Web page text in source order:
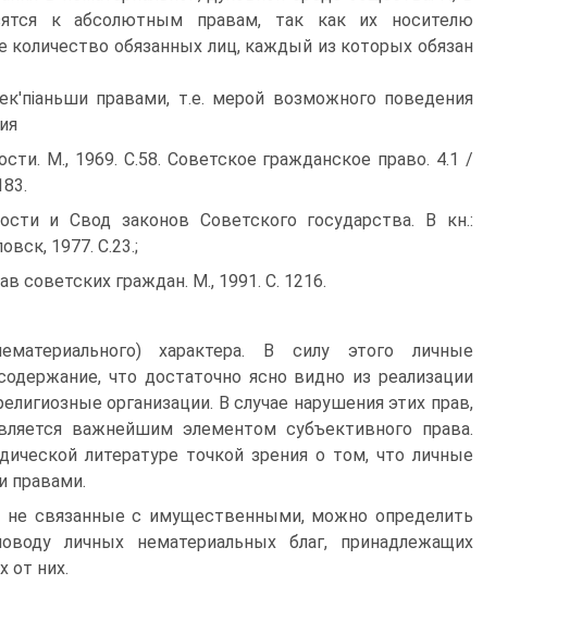
к абсолютным правам, так как их носителю
обязанных лиц, каждый из которых обязан
правами, т.е. мерой возможного поведения
М., 1969. С.58. Советское гражданское право. 4.1 /
и Свод законов Советского государства. В кн.:
1977. С.23.;
советских граждан. М., 1991. С. 1216.
характера. В силу этого личные
что достаточно ясно видно из реализации
организации. В случае нарушения этих прав,
важнейшим элементом субъективного права.
литературе точкой зрения о том, что личные
правами.
связанные с имущественными, можно определить
личных нематериальных благ, принадлежащих
от них.